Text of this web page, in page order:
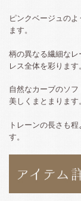
ピンクベージュの
ます。
柄の異なる繊細な
レス全体を彩ります
自然なカーブのソ
美しくまとまります
トレーンの長さも
す。